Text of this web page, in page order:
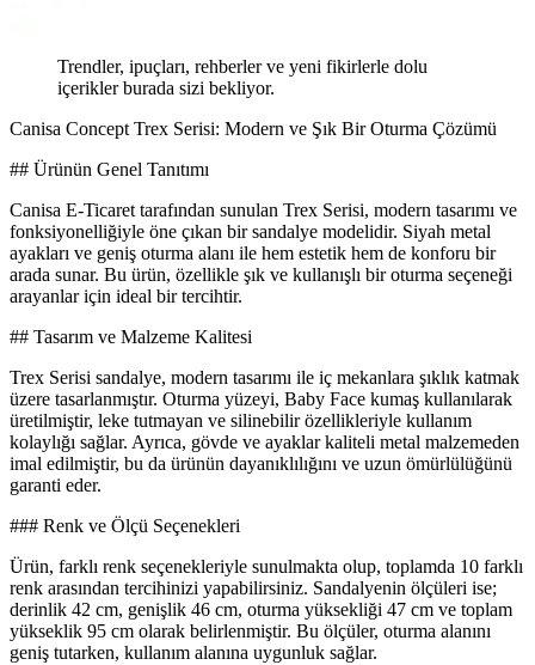
Trendler, ipuçları, rehberler ve yeni fikirlerle dolu
içerikler burada sizi bekliyor.
Canisa Concept Trex Serisi: Modern ve Şık Bir Oturma Çözümü
## Ürünün Genel Tanıtımı
Canisa E-Ticaret tarafından sunulan Trex Serisi, modern tasarımı ve
fonksiyonelliğiyle öne çıkan bir sandalye modelidir. Siyah metal
ayakları ve geniş oturma alanı ile hem estetik hem de konforu bir
arada sunar. Bu ürün, özellikle şık ve kullanışlı bir oturma seçeneği
arayanlar için ideal bir tercihtir.
## Tasarım ve Malzeme Kalitesi
Trex Serisi sandalye, modern tasarımı ile iç mekanlara şıklık katmak
üzere tasarlanmıştır. Oturma yüzeyi, Baby Face kumaş kullanılarak
üretilmiştir, leke tutmayan ve silinebilir özellikleriyle kullanım
kolaylığı sağlar. Ayrıca, gövde ve ayaklar kaliteli metal malzemeden
imal edilmiştir, bu da ürünün dayanıklılığını ve uzun ömürlülüğünü
garanti eder.
### Renk ve Ölçü Seçenekleri
Ürün, farklı renk seçenekleriyle sunulmakta olup, toplamda 10 farklı
renk arasından tercihinizi yapabilirsiniz. Sandalyenin ölçüleri ise;
derinlik 42 cm, genişlik 46 cm, oturma yüksekliği 47 cm ve toplam
yükseklik 95 cm olarak belirlenmiştir. Bu ölçüler, oturma alanını
geniş tutarken, kullanım alanına uygunluk sağlar.